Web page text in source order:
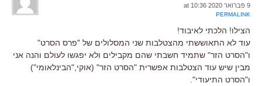
9 פברואר 2020 at 10:36
PERMALINK
הצילו! הלכתי לאיבוד!
עוד לא התאוששתי מהצטלבות שני המסלולים של "פרס הסרט"
ו"הסרט הזר" שתמיד חשבתי שהם מקבילים ולא יפגשו לעולם והנה אני
מבין שיש עוד הצטלבות אפשרית "הסרט הזר" (אוקי,"הבינלאומי")
ו"הסרט התיעודי".